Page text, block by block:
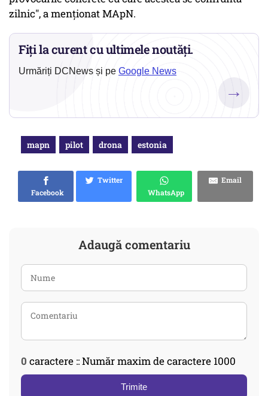
zilnic", a menţionat MApN.
Fiți la curent cu ultimele noutăți.
Urmăriți DCNews și pe Google News
→
mapn pilot drona estonia
Facebook
Twitter
WhatsApp
Email
Adaugă comentariu
0 caractere :: Număr maxim de caractere 1000
Trimite